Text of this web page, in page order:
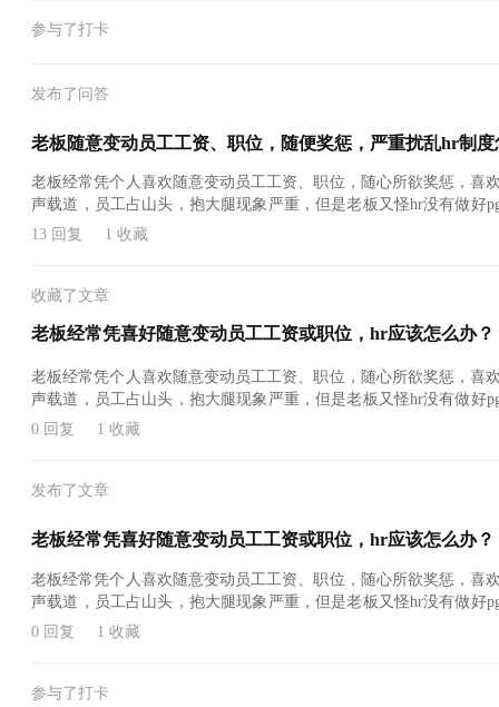
参与了打卡
发布了问答
老板随意变动员工工资、职位，随便奖惩，严重扰乱hr制度
老板经常凭个人喜欢随意变动员工工资、职位，随心所欲奖惩，喜
声载道，员工占山头，抱大腿现象严重，但是老板又怪hr没有做好
应该怎么做。
13 回复 1 收藏
收藏了文章
老板经常凭喜好随意变动员工工资或职位，hr应该怎么办？
老板经常凭个人喜欢随意变动员工工资、职位，随心所欲奖惩，喜
声载道，员工占山头，抱大腿现象严重，但是老板又怪hr没有做好
应该怎么做。
0 回复 1 收藏
发布了文章
老板经常凭喜好随意变动员工工资或职位，hr应该怎么办？
老板经常凭个人喜欢随意变动员工工资、职位，随心所欲奖惩，喜
声载道，员工占山头，抱大腿现象严重，但是老板又怪hr没有做好
应该怎么做。
0 回复 1 收藏
参与了打卡